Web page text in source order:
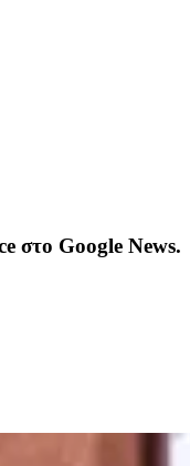
στο Google News.